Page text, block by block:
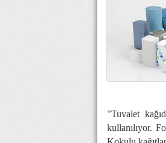
"Tuvalet
kullanılıyor.